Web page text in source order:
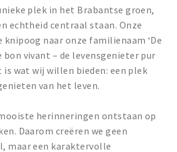
plek in het Brabantse groen,
echtheid centraal staan. Onze
knipoog naar onze familienaam ‘De
bon vivant – de levensgenieter pur
is wat wij willen bieden: een plek
van het leven.
herinneringen ontstaan op
Daarom creëren we geen
maar een karaktervolle